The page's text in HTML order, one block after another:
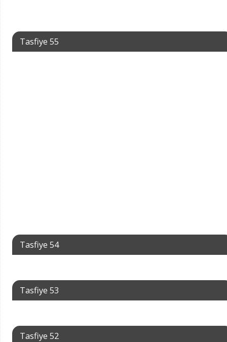
Tasfiye 55
Tasfiye 54
Tasfiye 53
Tasfiye 52